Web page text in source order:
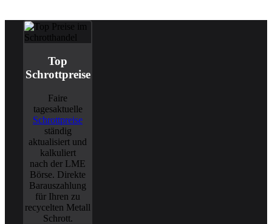
Top
Schrottpreise
Faire
tagesaktuelle
Schrottpreise
ständig
aktualisiert und
kalkuliert
nach der LME
Börse. Direkte
Barauszahlung
für Ihren zu
recycelten Metall
Schrott.